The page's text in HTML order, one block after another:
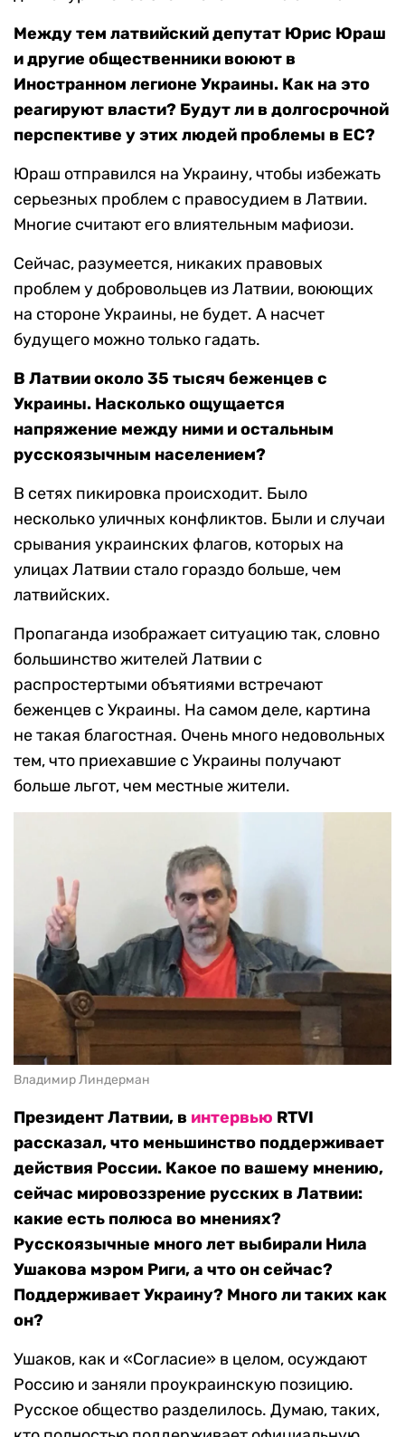
Между тем латвийский депутат Юрис Юраш
и другие общественники воюют в
Иностранном легионе Украины. Как на это
реагируют власти? Будут ли в долгосрочной
перспективе у этих людей проблемы в ЕС?
Юраш отправился на Украину, чтобы избежать
серьезных проблем с правосудием в Латвии.
Многие считают его влиятельным мафиози.
Сейчас, разумеется, никаких правовых
проблем у добровольцев из Латвии, воюющих
на стороне Украины, не будет. А насчет
будущего можно только гадать.
В Латвии около 35 тысяч беженцев с
Украины. Насколько ощущается
напряжение между ними и остальным
русскоязычным населением?
В сетях пикировка происходит. Было
несколько уличных конфликтов. Были и случаи
срывания украинских флагов, которых на
улицах Латвии стало гораздо больше, чем
латвийских.
Пропаганда изображает ситуацию так, словно
большинство жителей Латвии с
распростертыми объятиями встречают
беженцев с Украины. На самом деле, картина
не такая благостная. Очень много недовольных
тем, что приехавшие с Украины получают
больше льгот, чем местные жители.
Владимир Линдерман
Президент Латвии, в интервью RTVI
рассказал, что меньшинство поддерживает
действия России. Какое по вашему мнению,
сейчас мировоззрение русских в Латвии:
какие есть полюса во мнениях?
Русскоязычные много лет выбирали Нила
Ушакова мэром Риги, а что он сейчас?
Поддерживает Украину? Много ли таких как
он?
Ушаков, как и «Согласие» в целом, осуждают
Россию и заняли проукраинскую позицию.
Русское общество разделилось. Думаю, таких,